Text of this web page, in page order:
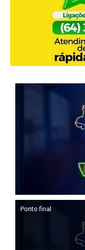
Ponto final